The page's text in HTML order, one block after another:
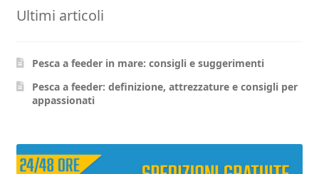
nella
pagina
Ultimi articoli
Pesca a feeder in mare: consigli e suggerimenti
Pesca a feeder: definizione, attrezzature e consigli per
appassionati